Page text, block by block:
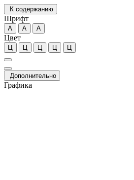
К содержанию
Шрифт
А А А
Цвет
Ц Ц Ц Ц Ц
Дополнительно
Графика